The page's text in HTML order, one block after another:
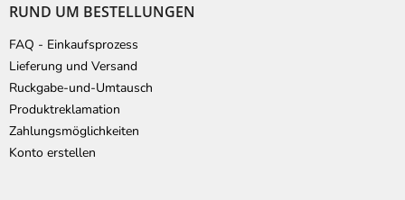
RUND UM BESTELLUNGEN
FAQ - Einkaufsprozess
Lieferung und Versand
Ruckgabe-und-Umtausch
Produktreklamation
Zahlungsmöglichkeiten
Konto erstellen